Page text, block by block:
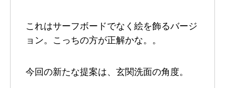
これはサーフボードでなく絵を飾るバージ
ョン。こっちの方が正解かな。。
今回の新たな提案は、玄関洗面の角度。